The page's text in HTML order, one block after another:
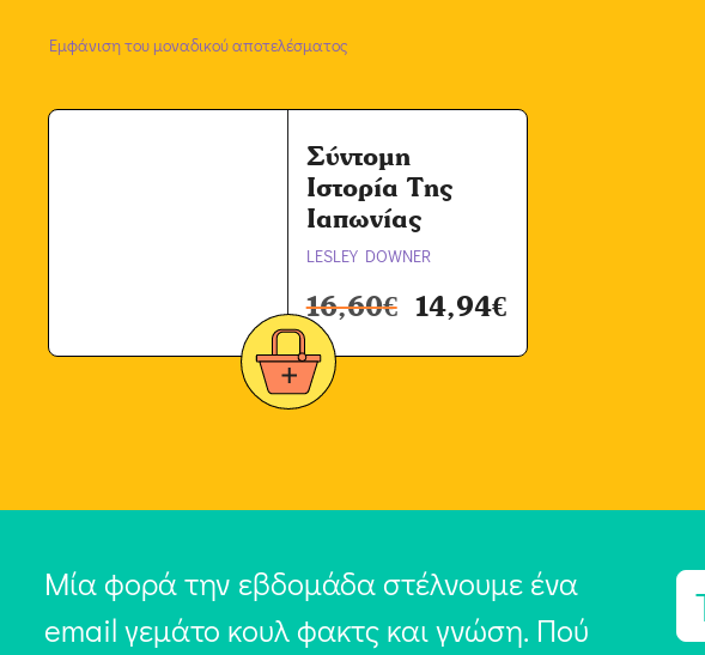
Εμφάνιση του μοναδικού αποτελέσματος
Σύντομη
Ιστορία Της
Ιαπωνίας
LESLEY DOWNER
16,60€ 14,94€
Μία φορά την εβδομάδα στέλνουμε ένα
email γεμάτο κουλ φακτς και γνώση. Πού
E